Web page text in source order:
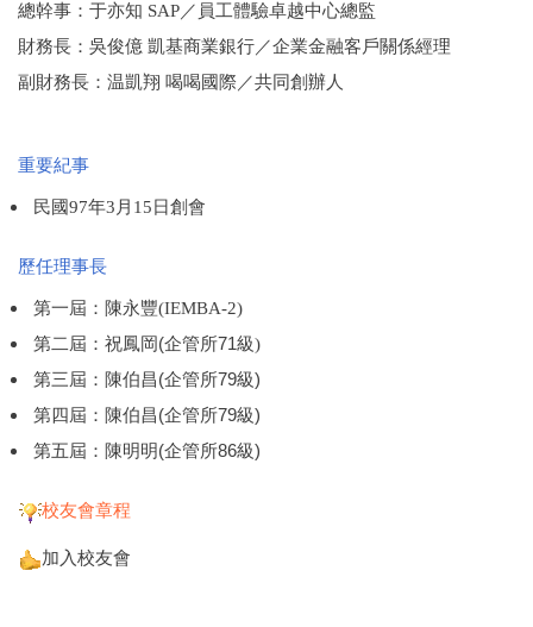
總幹事：于亦知 SAP／員工體驗卓越中心總監
財務長：吳俊億 凱基商業銀行／企業金融客戶關係經理
副財務長：温凱翔 喝喝國際／共同創辦人
重要紀事
民國97年3月15日創會
歷任理事長
第一屆：陳永豐(IEMBA-2)
第二 屆 ：祝鳳岡 (企管所71級)
第三屆 ：陳伯昌(企管所79級)
第四屆 ：陳伯昌(企管所79級)
第五屆：陳明明(企管所86級)
校友會章程
加入校友會